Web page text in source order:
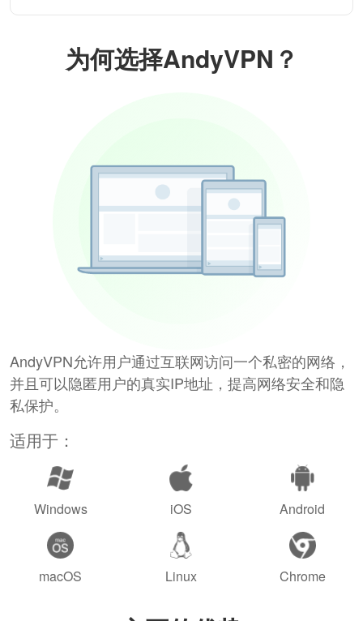
为何选择AndyVPN？
AndyVPN允许用户通过互联网访问一个私密的网络，
并且可以隐匿用户的真实IP地址，提高网络安全和隐
私保护。
适用于：
Windows iOS Android
macOS Linux Chrome